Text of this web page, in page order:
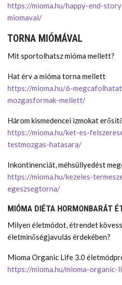
https://mioma.hu/happy-end-
miomaval/
TORNA MIÓMÁVAL
Mit sportolhatsz mióma mellett?
Hat érv a mióma torna mellett
https://mioma.hu/6-
mozgasformak-mellett/
Három kismedencei izmokat
https://mioma.hu/ket-es-
testmozgas-hatasara/
Inkontinenciát, méhsüllyedést
https://mioma.hu/kezeles-
egeszsegtorna/
MIÓMA DIÉTA HORMONBARÁT
Milyen életmódot, étrendet
életminőségjavulás érdekében?
Mioma Organic Life 3.0
https://mioma.hu/mioma-